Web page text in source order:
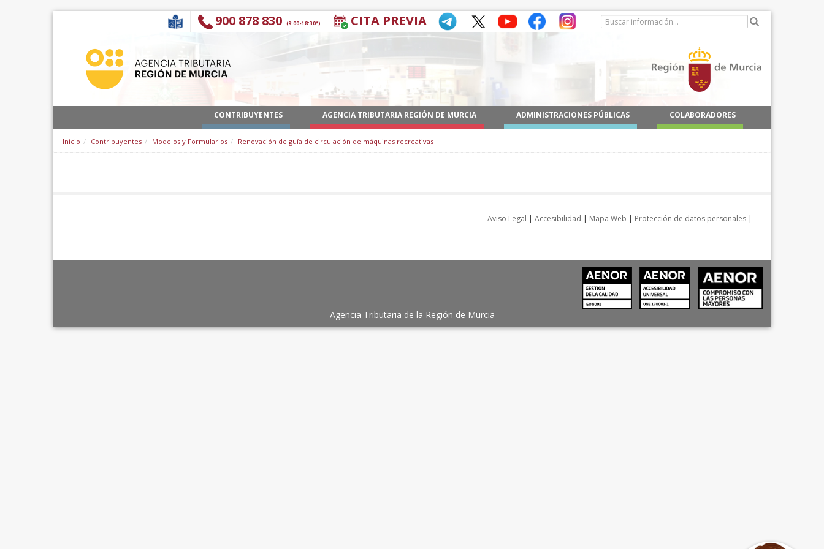
CITA PREVIA
900 878 830 (9:00-18:30*)
CONTRIBUYENTES AGENCIA TRIBUTARIA REGIÓN DE MURCIA ADMINISTRACIONES PÚBLICAS COLABORADORES
Inicio Contribuyentes Modelos y Formularios Renovación de guía de circulación de máquinas recreativas
Aviso Legal | Accesibilidad | Mapa Web | Protección de datos personales |
Agencia Tributaria de la Región de Murcia